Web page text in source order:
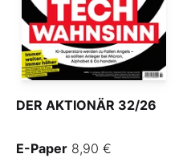
DER AKTIONÄR 32/26
E-Paper 8,90 €